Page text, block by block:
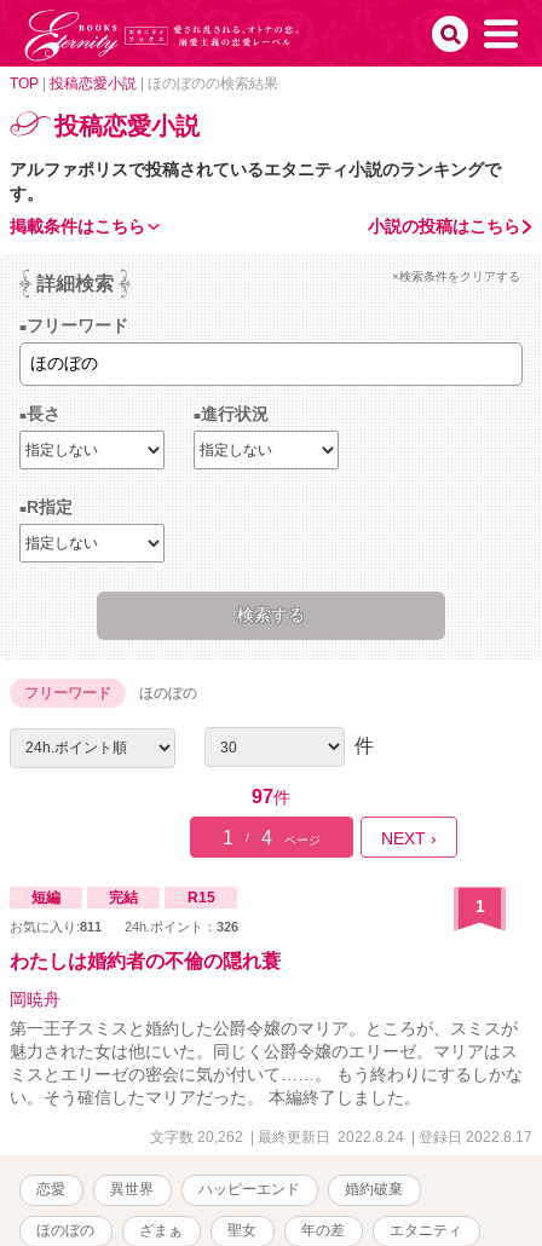
TOP 投稿恋愛小説 ほのぼのの検索結果
投稿恋愛小説
アルファポリスで投稿されているエタニティ小説のランキングで
す。
小説の投稿はこちら
掲載条件はこちら
詳細検索 ×検索条件をクリアする
フリーワード
長さ 進行状況
R指定
フリーワード ほのぼの
件
97件
1 / 4 ページ NEXT ›
短編 完結 R15
お気に入り:811 24h.ポイント： 326
1
わたしは婚約者の不倫の隠れ蓑
岡暁舟
第一王子スミスと婚約した公爵令嬢のマリア。ところが、スミスが
魅力された女は他にいた。同じく公爵令嬢のエリーゼ。マリアはス
ミスとエリーゼの密会に気が付いて……。 もう終わりにするしかな
い。そう確信したマリアだった。 本編終了しました。
文字数 20,262 | 最終更新日 2022.8.24 | 登録日 2022.8.17
恋愛 異世界 ハッピーエンド 婚約破棄
ほのぼの ざまぁ 聖女 年の差 エタニティ